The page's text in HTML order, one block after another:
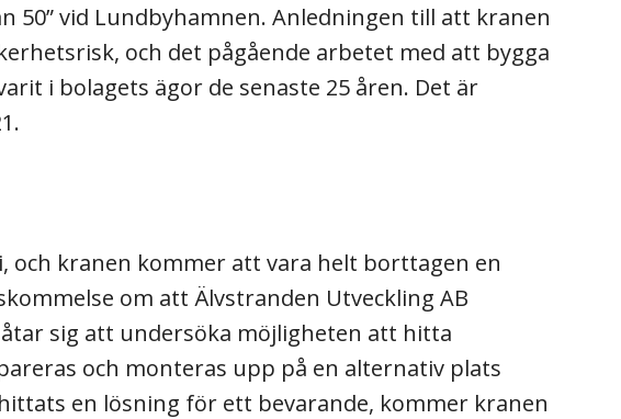
50” vid Lundbyhamnen. Anledningen till att kranen
och det pågående arbetet med att bygga
i bolagets ägor de senaste 25 åren. Det är
kranen kommer att vara helt borttagen en
om att Älvstranden Utveckling AB
sig att undersöka möjligheten att hitta
och monteras upp på en alternativ plats
en lösning för ett bevarande, kommer kranen